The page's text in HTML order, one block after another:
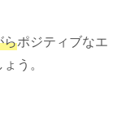
らポジティブなエ
う。